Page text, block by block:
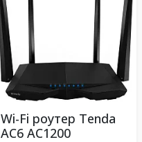
Wi-Fi роутер Tenda
AC6 AC1200